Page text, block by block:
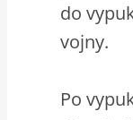
do
vojny.
Po